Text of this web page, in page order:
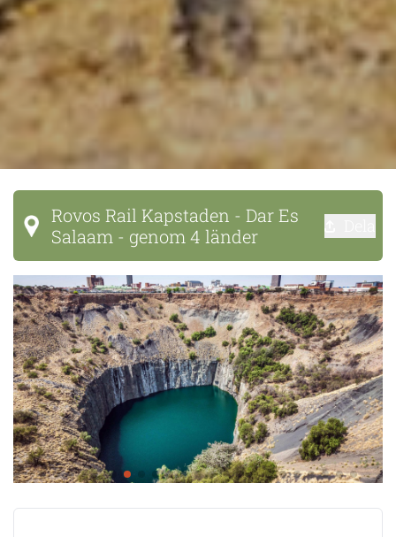
Rovos Rail Kapstaden - Dar Es
Salaam - genom 4 länder